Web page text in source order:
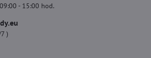
- 15:00 hod.
)